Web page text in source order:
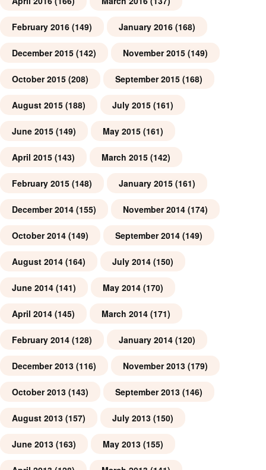
February 2016 (149) January 2016 (168)
December 2015 (142) November 2015 (149)
October 2015 (208) September 2015 (168)
August 2015 (188) July 2015 (161)
June 2015 (149) May 2015 (161)
April 2015 (143) March 2015 (142)
February 2015 (148) January 2015 (161)
December 2014 (155) November 2014 (174)
October 2014 (149) September 2014 (149)
August 2014 (164) July 2014 (150)
June 2014 (141) May 2014 (170)
April 2014 (145) March 2014 (171)
February 2014 (128) January 2014 (120)
December 2013 (116) November 2013 (179)
October 2013 (143) September 2013 (146)
August 2013 (157) July 2013 (150)
June 2013 (163) May 2013 (155)